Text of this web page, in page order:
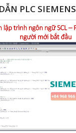
PLC SIEMENS